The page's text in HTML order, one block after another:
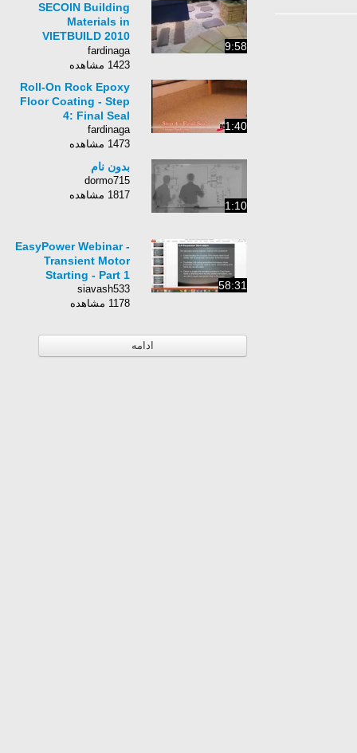
9:58
SECOIN Building
Materials in
VIETBUILD 2010
International
Exhibition
fardinaga
1423 مشاهده
1:40
Roll-On Rock Epoxy
Floor Coating - Step
4: Final Seal
fardinaga
1473 مشاهده
1:10
بدون نام
dormo715
1817 مشاهده
58:31
EasyPower Webinar -
Transient Motor
Starting - Part 1
siavash533
1178 مشاهده
ادامه